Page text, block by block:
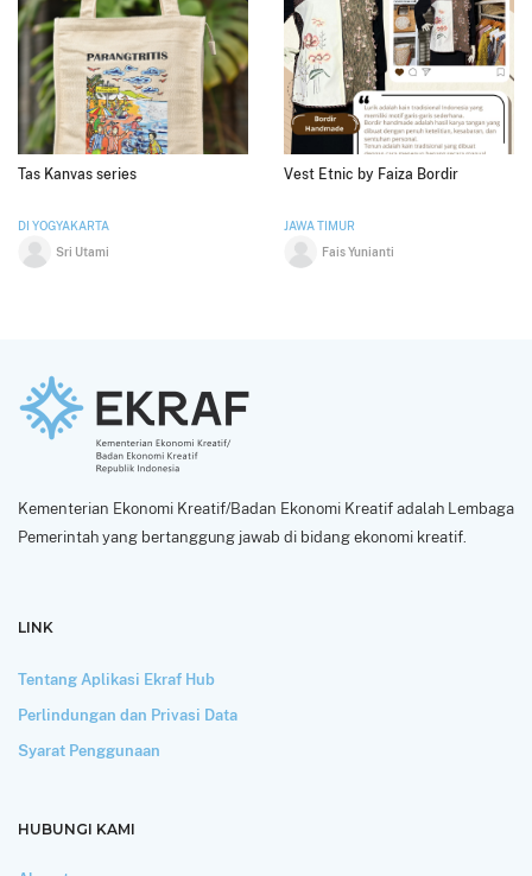
Tas Kanvas series
DI YOGYAKARTA
Sri Utami
Vest Etnic by Faiza Bordir
JAWA TIMUR
Fais Yunianti
Kementerian Ekonomi Kreatif/Badan Ekonomi Kreatif adalah Lembaga
Pemerintah yang bertanggung jawab di bidang ekonomi kreatif.
LINK
Tentang Aplikasi Ekraf Hub
Perlindungan dan Privasi Data
Syarat Penggunaan
HUBUNGI KAMI